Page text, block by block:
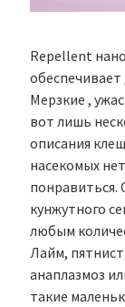
Repellent
Мерзкие ,
вот лишь
описания
насекомых
понравиться.
кунжутного
любым
Лайм,
анаплазмоз
такие